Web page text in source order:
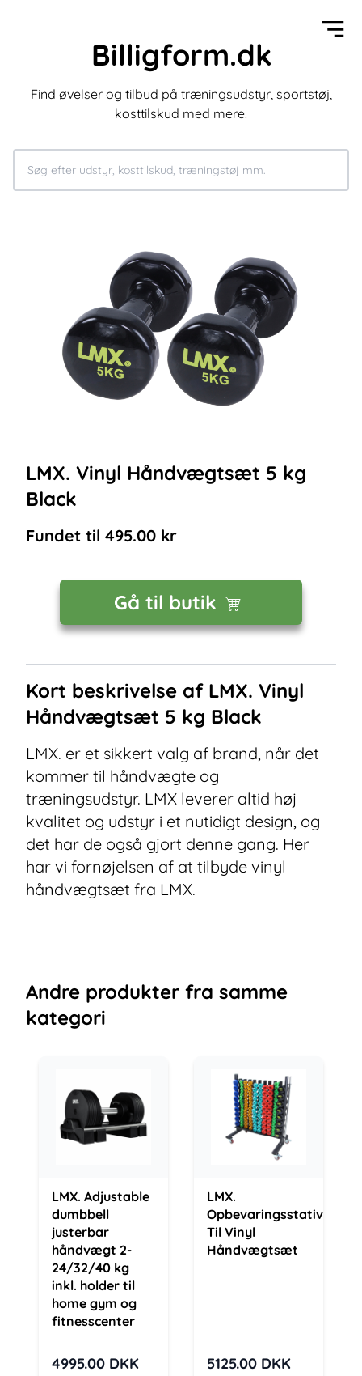
Billigform.dk
Find øvelser og tilbud på træningsudstyr, sportstøj,
kosttilskud med mere.
LMX. Vinyl Håndvægtsæt 5 kg
Black
Fundet til 495.00 kr
Gå til butik
Kort beskrivelse af LMX. Vinyl
Håndvægtsæt 5 kg Black
LMX. er et sikkert valg af brand, når det
kommer til håndvægte og
træningsudstyr. LMX leverer altid høj
kvalitet og udstyr i et nutidigt design, og
det har de også gjort denne gang. Her
har vi fornøjelsen af at tilbyde vinyl
håndvægtsæt fra LMX.
Andre produkter fra samme
kategori
LMX. Adjustable
dumbbell
justerbar
håndvægt 2-
24/32/40 kg
inkl. holder til
home gym og
fitnesscenter
4995.00 DKK
LMX.
Opbevaringsstativ
Til Vinyl
Håndvægtsæt
5125.00 DKK